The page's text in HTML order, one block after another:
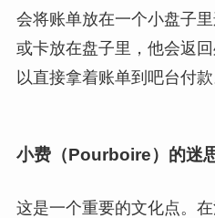
会将账单放在一个小盘子
或卡放在盘子里，他会返
以直接拿着账单到吧台付款
小费（Pourboire）的迷
这是一个重要的文化点。